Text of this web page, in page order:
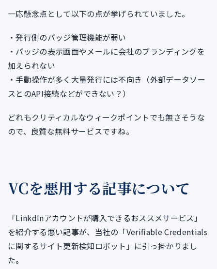
一応懸念点として以下の点が挙げられていました。
・発行側のバッジ管理機能が弱い
・バッジの表示画面やメールに会社のブランディングを
加えられない
・手動操作が多く大量発行には不向き（外部データソー
スとのAPI接続などができない？）
どれもクリティカルなウィークポイントでも無さそうな
ので、良質な無料サービスですね。
VCを悪用する記事について
「LinkdInアカウントが購入できるおススメサービス」
を紹介する悪い記事が、当社の「Verifiable Credentials
に関するサイト更新検知ロボット」に引っ掛かりまし
た。